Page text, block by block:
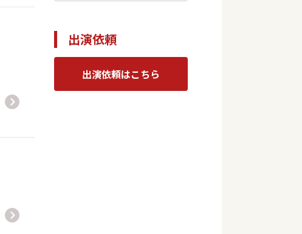
出演依頼
出演依頼はこちら